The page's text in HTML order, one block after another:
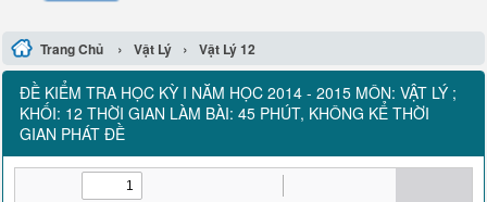
Trang Chủ › Vật Lý › Vật Lý 12
ĐỀ KIỂM TRA HỌC KỲ I NĂM HỌC 2014 - 2015 MÔN: VẬT LÝ ;
KHỐI: 12 THỜI GIAN LÀM BÀI: 45 PHÚT, KHÔNG KỂ THỜI
GIAN PHÁT ĐỀ